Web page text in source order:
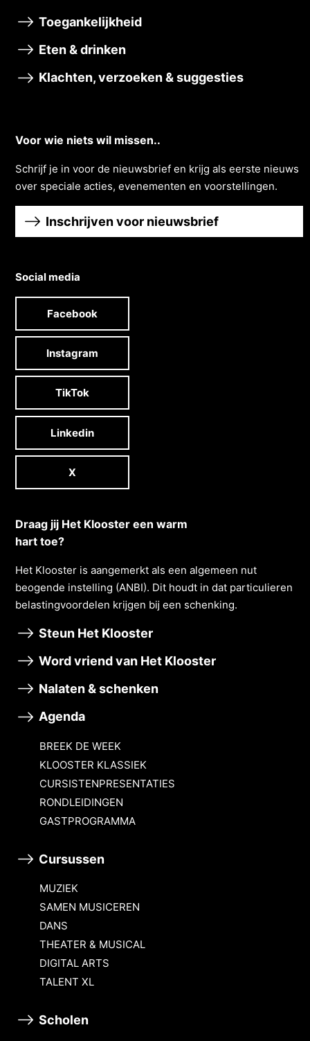
Toegankelijkheid
Eten & drinken
Klachten, verzoeken & suggesties
Voor wie niets wil missen..
Schrĳf je in voor de nieuwsbrief en krĳg als eerste nieuws
over speciale acties, evenementen en voorstellingen.
Inschrijven voor nieuwsbrief
Social media
Facebook
Instagram
TikTok
Linkedin
X
Draag jij Het Klooster een warm
hart toe?
Het Klooster is aangemerkt als een algemeen nut
beogende instelling (ANBI). Dit houdt in dat particulieren
belastingvoordelen krĳgen bĳ een schenking.
Steun Het Klooster
Word vriend van Het Klooster
Nalaten & schenken
Agenda
BREEK DE WEEK
KLOOSTER KLASSIEK
CURSISTENPRESENTATIES
RONDLEIDINGEN
GASTPROGRAMMA
Cursussen
MUZIEK
SAMEN MUSICEREN
DANS
THEATER & MUSICAL
DIGITAL ARTS
TALENT XL
Scholen